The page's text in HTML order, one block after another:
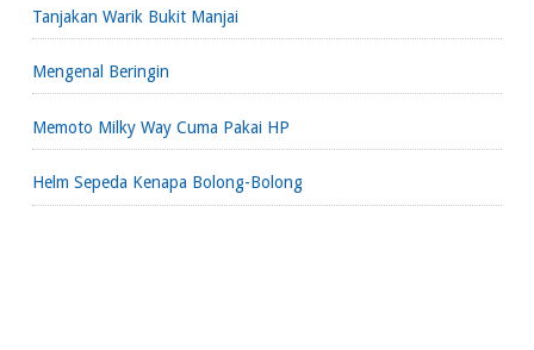
Tanjakan Warik Bukit Manjai
Mengenal Beringin
Memoto Milky Way Cuma Pakai HP
Helm Sepeda Kenapa Bolong-Bolong